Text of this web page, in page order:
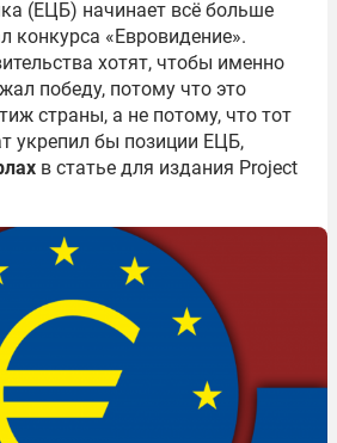
(ЕЦБ) начинает всё больше
конкурса «Евровидение».
хотят, чтобы именно
победу, потому что это
страны, а не потому, что тот
укрепил бы позиции ЕЦБ,
в статье для издания Project